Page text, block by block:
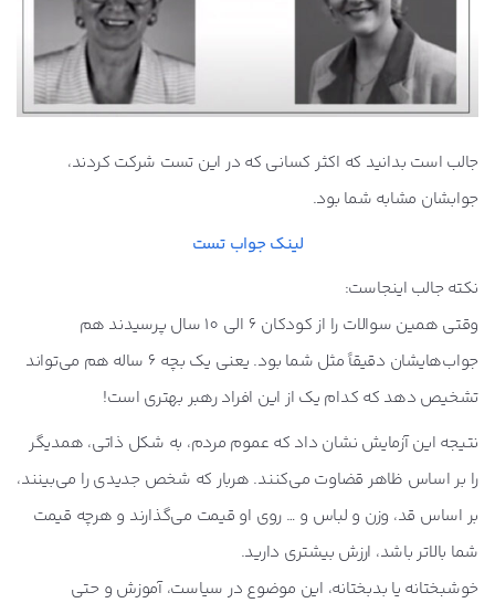
جالب است بدانید که اکثر کسانی که در این تست شرکت کردند،
جوابشان مشابه شما بود.
لینک جواب تست
نکته جالب اینجاست:
وقتی همین سوالات را از کودکان 6 الی 10 سال پرسیدند هم
جواب‌هایشان دقیقاً مثل شما بود. یعنی یک بچه 6 ساله هم می‌تواند
تشخیص دهد که کدام‌ یک از این افراد رهبر بهتری است!
نتیجه این آزمایش نشان داد که عموم مردم، به شکل ذاتی، همدیگر
را بر اساس ظاهر قضاوت می‌کنند. هربار که شخص جدیدی را می‌بینند،
بر اساس قد، وزن و لباس و … روی او قیمت می‌گذارند و هرچه قیمت
شما بالاتر باشد، ارزش بیشتری دارید.
خوشبختانه یا بدبختانه، این موضوع در سیاست، آموزش و حتی